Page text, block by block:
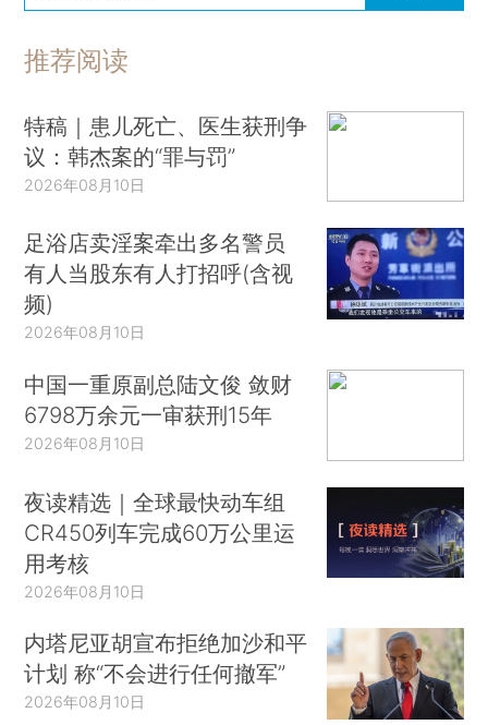
推荐阅读
特稿｜患儿死亡、医生获刑争
议：韩杰案的“罪与罚”
2026年08月10日
足浴店卖淫案牵出多名警员
有人当股东有人打招呼(含视
频)
2026年08月10日
中国一重原副总陆文俊 敛财
6798万余元一审获刑15年
2026年08月10日
夜读精选｜全球最快动车组
CR450列车完成60万公里运
用考核
2026年08月10日
内塔尼亚胡宣布拒绝加沙和平
计划 称“不会进行任何撤军”
2026年08月10日